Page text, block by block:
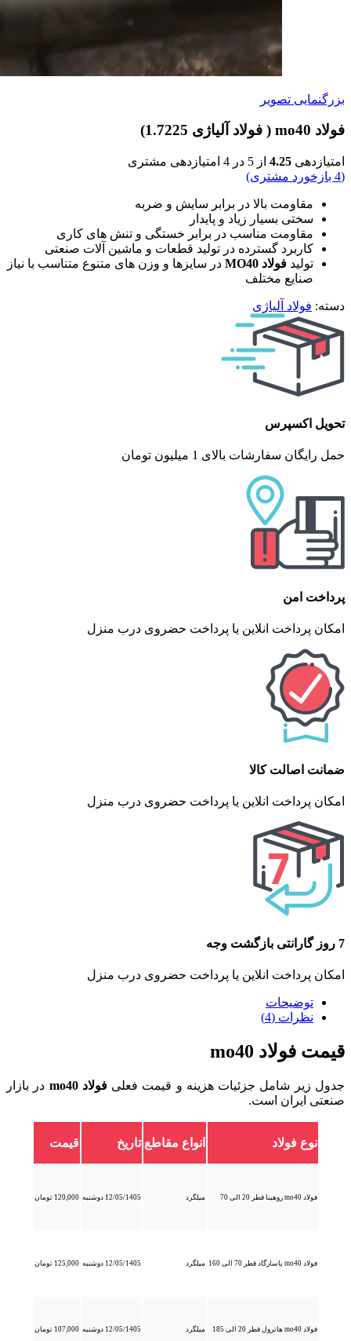
بزرگنمایی تصویر
فولاد mo40 ( فولاد آلیاژی 1.7225)
امتیازدهی 4.25 از 5 در 4 امتیازدهی مشتری
(
4 بازخورد مشتری)
مقاومت بالا در برابر سایش و ضربه
سختی بسیار زیاد و پایدار
مقاومت مناسب در برابر خستگی و تنش‌ های کاری
کاربرد گسترده در تولید قطعات و ماشین‌ آلات صنعتی
تولید فولاد MO40
در سایزها و وزن‌ های متنوع متناسب با نیاز
صنایع مختلف
دسته: فولاد آلیاژی
تحویل اکسپرس
حمل رایگان سفارشات بالای 1 میلیون تومان
پرداخت امن
امکان پرداخت انلاین یا پرداخت حضروی درب منزل
ضمانت اصالت کالا
امکان پرداخت انلاین یا پرداخت حضروی درب منزل
7 روز گارانتی بازگشت وجه
امکان پرداخت انلاین یا پرداخت حضروی درب منزل
توضیحات
نظرات (4)
قیمت فولاد mo40
جدول زیر شامل جزئیات هزینه و قیمت فعلیفولاد mo40
در بازار
صنعتی ایران است.
نوع فولاد انواع مقاطع تاریخ قیمت
فولاد mo40 روهینا قطر 20 الی 70 میلگرد 12/05/1405 دوشنبه 120,000 تومان
فولاد mo40 پاسارگاد قطر 70 الی 160 میلگرد 12/05/1405 دوشنبه 125,000 تومان
فولاد mo40 هاترول قطر 20 الی 185 میلگرد 12/05/1405 دوشنبه 107,000 تومان